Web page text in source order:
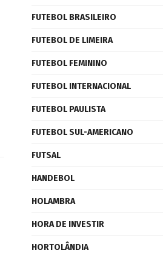
FUTEBOL BRASILEIRO
FUTEBOL DE LIMEIRA
FUTEBOL FEMININO
FUTEBOL INTERNACIONAL
FUTEBOL PAULISTA
FUTEBOL SUL-AMERICANO
FUTSAL
HANDEBOL
HOLAMBRA
HORA DE INVESTIR
HORTOLÂNDIA